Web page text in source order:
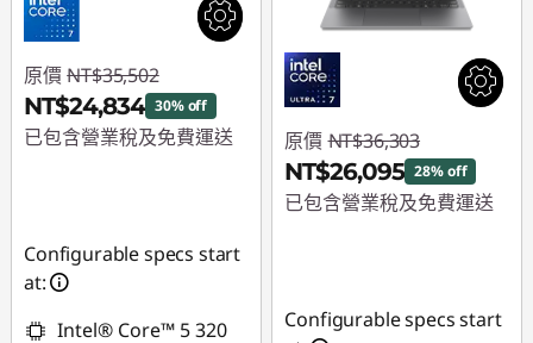
原價 NT$35,502
NT$24,834 30% off
已包含營業稅及免費運送
Configurable specs start
at:
Intel® Core™ 5 320
原價 NT$36,303
NT$26,095 28% off
已包含營業稅及免費運送
Configurable specs start